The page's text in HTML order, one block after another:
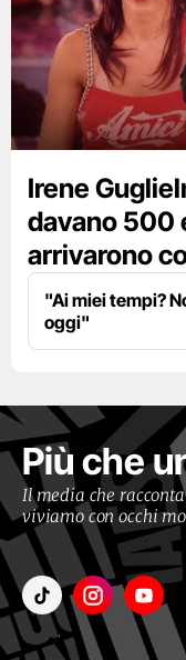
Irene
davano 500
arrivarono
"Ai miei tempi?
oggi"
Più che
Il media che
viviamo con occhi